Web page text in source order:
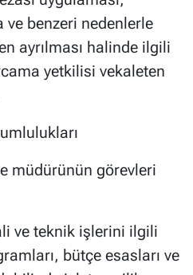
ve benzeri nedenlerle
ayrılması halinde ilgili
yetkilisi vekaleten
müdürünün görevleri
ve teknik işlerini ilgili
bütçe esasları ve